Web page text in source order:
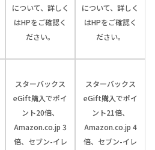
について、詳しく
はHPをご確認く
ださい。
について、詳しく
はHPをご確認く
ださい。
スターバックス
eGift購入でポイ
ント20倍、
Amazon.co.jp 3
倍、セブン-イレ
スターバックス
eGift購入でポイ
ント21倍、
Amazon.co.jp 4
倍、セブン-イレ